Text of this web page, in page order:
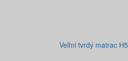
Veľmi tvrdý matrac H5